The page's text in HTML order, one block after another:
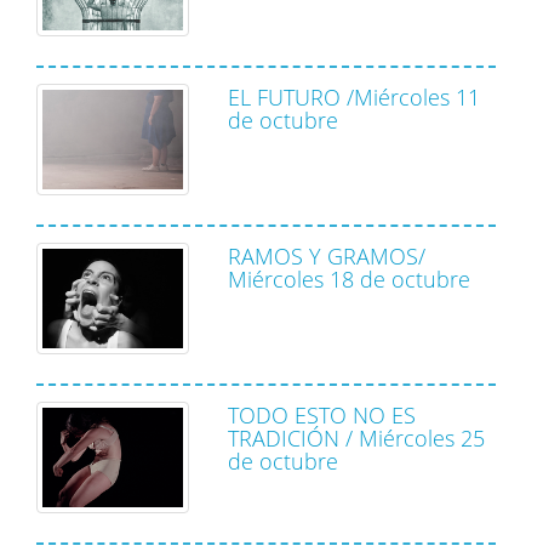
EL FUTURO /Miércoles 11
de octubre
RAMOS Y GRAMOS/
Miércoles 18 de octubre
TODO ESTO NO ES
TRADICIÓN / Miércoles 25
de octubre